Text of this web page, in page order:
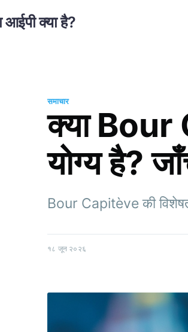
आईपी क्या है?
समाचार
क्या
योग्य है?
Bour Capitève की
१८ जून २०२६